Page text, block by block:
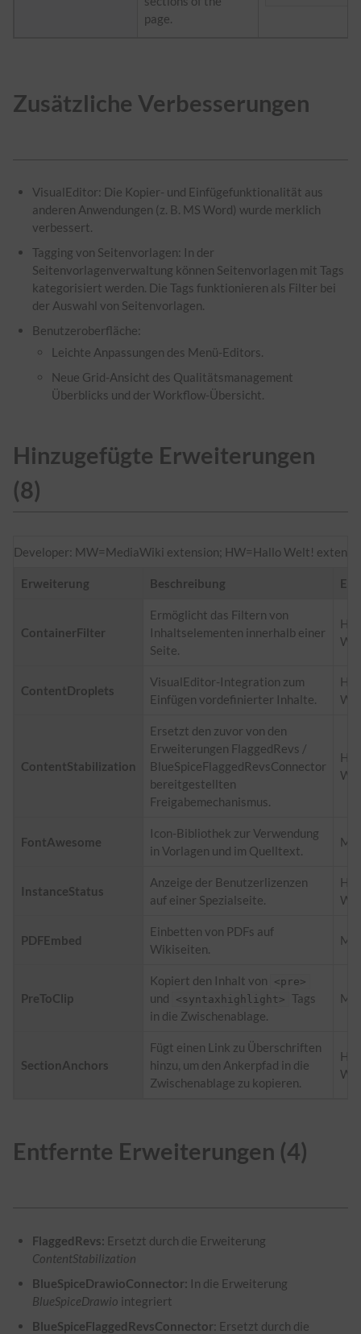
page.
Zusätzliche Verbesserungen
VisualEditor: Die Kopier- und Einfügefunktionalität aus
anderen Anwendungen (z. B. MS Word) wurde merklich
verbessert.
Tagging von Seitenvorlagen: In der
Seitenvorlagenverwaltung können Seitenvorlagen mit Tags
kategorisiert werden. Die Tags funktionieren als Filter bei
der Auswahl von Seitenvorlagen.
Benutzeroberfläche:
Leichte Anpassungen des Menü-Editors.
Neue Grid-Ansicht des Qualitätsmanagement
Überblicks und der Workflow-Übersicht.
Hinzugefügte Erweiterungen
(8)
Developer: MW=MediaWiki extension; HW=Hallo Welt!
Erweiterung Beschreibung
ContainerFilter
Ermöglicht das Filtern von
Inhaltselementen innerhalb einer
Seite.
ContentDroplets
VisualEditor-Integration zum
Einfügen vordefinierter Inhalte.
ContentStabilization
Ersetzt den zuvor von den
Erweiterungen FlaggedRevs /
BlueSpiceFlaggedRevsConnector
bereitgestellten
Freigabemechanismus.
FontAwesome
Icon-Bibliothek zur Verwendung
in Vorlagen und im Quelltext.
InstanceStatus
Anzeige der Benutzerlizenzen
auf einer Spezialseite.
PDFEmbed
Einbetten von PDFs auf
Wikiseiten.
PreToClip
Kopiert den Inhalt von <pre>
und <syntaxhighlight> Tags
in die Zwischenablage.
SectionAnchors
Fügt einen Link zu Überschriften
hinzu, um den Ankerpfad in die
Zwischenablage zu kopieren.
Entfernte Erweiterungen (4)
FlaggedRevs: Ersetzt durch die Erweiterung
ContentStabilization
BlueSpiceDrawioConnector: In die Erweiterung
BlueSpiceDrawio integriert
BlueSpiceFlaggedRevsConnector: Ersetzt durch die